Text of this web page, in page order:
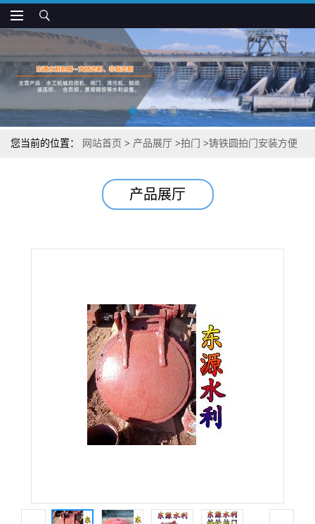
您当前的位置： 网站首页 > 产品展厅 >拍门 >铸铁圆拍门安装方便
产品展厅